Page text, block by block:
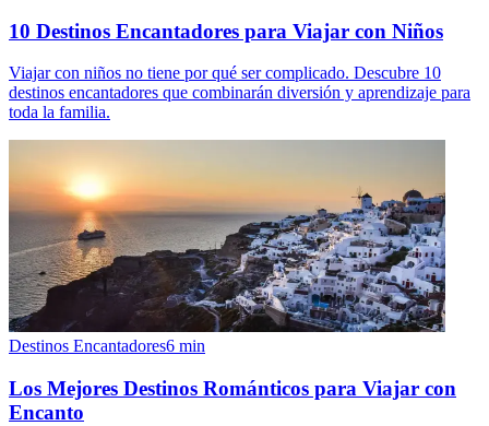
10 Destinos Encantadores para Viajar con Niños
Viajar con niños no tiene por qué ser complicado. Descubre 10
destinos encantadores que combinarán diversión y aprendizaje para
toda la familia.
Destinos Encantadores6 min
Los Mejores Destinos Románticos para Viajar con
Encanto